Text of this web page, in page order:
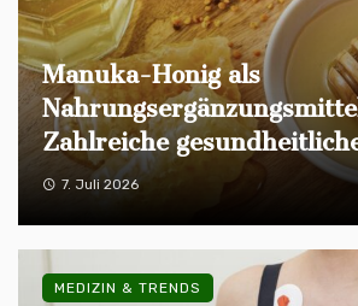
Manuka-Honig als
Zahlreiche
7. Juli 2026
MEDIZIN & TRENDS